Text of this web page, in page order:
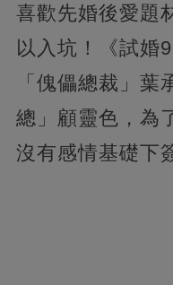
喜歡先婚後愛題
以入坑！《試婚
「傀儡總裁」
總」顧靈色，為
沒有感情基礎下